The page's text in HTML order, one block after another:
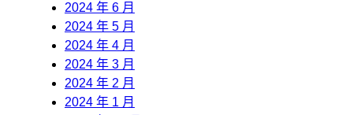
2024 年 6 月
2024 年 5 月
2024 年 4 月
2024 年 3 月
2024 年 2 月
2024 年 1 月